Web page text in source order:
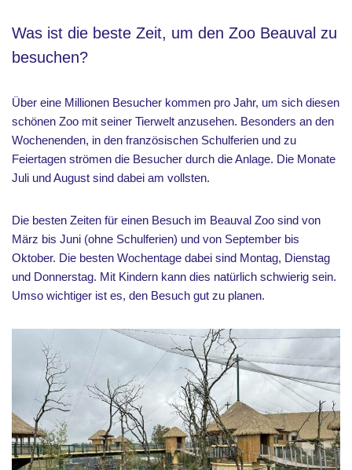
Was ist die beste Zeit, um den Zoo Beauval zu
besuchen?
Über eine Millionen Besucher kommen pro Jahr, um sich diesen
schönen Zoo mit seiner Tierwelt anzusehen. Besonders an den
Wochenenden, in den französischen Schulferien und zu
Feiertagen strömen die Besucher durch die Anlage. Die Monate
Juli und August sind dabei am vollsten.
Die besten Zeiten für einen Besuch im Beauval Zoo sind von
März bis Juni (ohne Schulferien) und von September bis
Oktober. Die besten Wochentage dabei sind Montag, Dienstag
und Donnerstag. Mit Kindern kann dies natürlich schwierig sein.
Umso wichtiger ist es, den Besuch gut zu planen.